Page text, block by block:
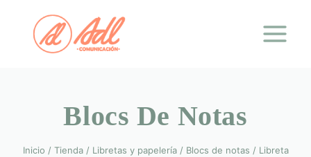
contenido
Blocs De Notas
Inicio / Tienda / Libretas y papelería / Blocs de notas / Libreta